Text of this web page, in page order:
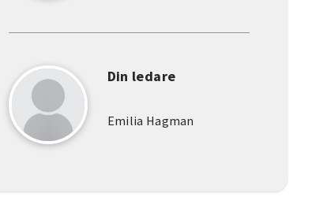
Din ledare
Emilia Hagman